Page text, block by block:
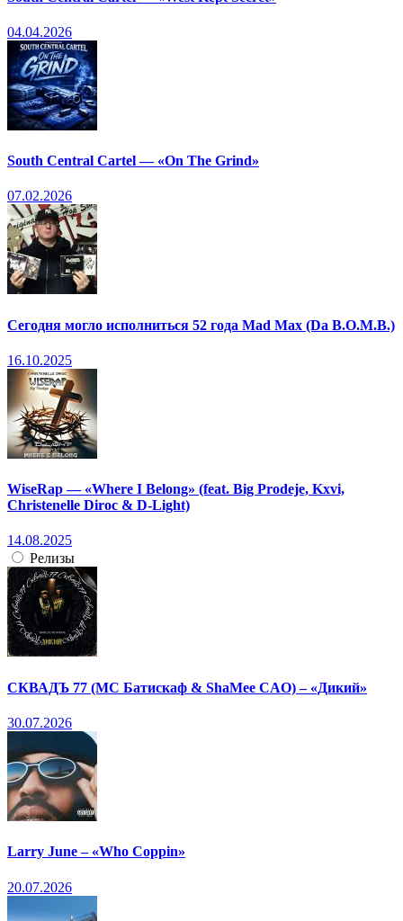
04.04.2026
South Central Cartel — «On The Grind»
07.02.2026
Сегодня могло исполниться 52 года Mad Max (Da B.O.M.B.)
16.10.2025
WiseRap — «Where I Belong» (feat. Big Prodeje, Kxvi,
Christenelle Diroc & D-Light)
14.08.2025
Релизы
СКВАДЪ 77 (МС Батискаф & ShaMee CAO) – «Дикий»
30.07.2026
Larry June – «Who Coppin»
20.07.2026